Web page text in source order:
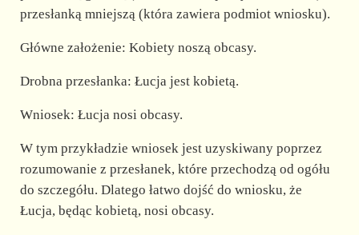
przesłanką mniejszą (która zawiera podmiot wniosku).
Główne założenie: Kobiety noszą obcasy.
Drobna przesłanka: Łucja jest kobietą.
Wniosek: Łucja nosi obcasy.
W tym przykładzie wniosek jest uzyskiwany poprzez
rozumowanie z przesłanek, które przechodzą od ogółu
do szczegółu. Dlatego łatwo dojść do wniosku, że
Łucja, będąc kobietą, nosi obcasy.